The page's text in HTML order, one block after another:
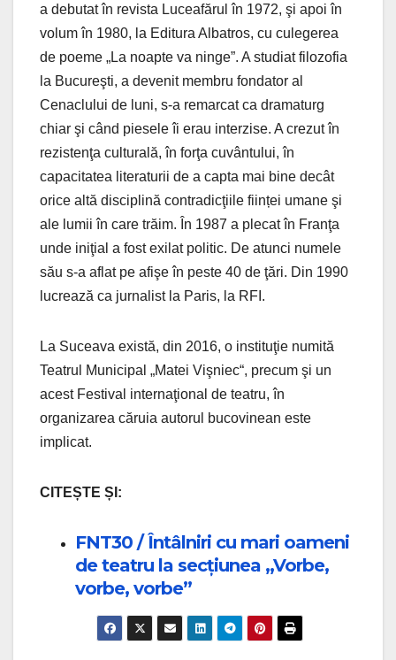
a debutat în revista Luceafărul în 1972, şi apoi în
volum în 1980, la Editura Albatros, cu culegerea
de poeme „La noapte va ninge”. A studiat filozofia
la Bucureşti, a devenit membru fondator al
Cenaclului de luni, s-a remarcat ca dramaturg
chiar şi când piesele îi erau interzise. A crezut în
rezistenţa culturală, în forţa cuvântului, în
capacitatea literaturii de a capta mai bine decât
orice altă disciplină contradicţiile ființei umane şi
ale lumii în care trăim. În 1987 a plecat în Franţa
unde iniţial a fost exilat politic. De atunci numele
său s-a aflat pe afişe în peste 40 de ţări. Din 1990
lucrează ca jurnalist la Paris, la RFI.
La Suceava există, din 2016, o instituţie numită
Teatrul Municipal „Matei Vişniec“, precum şi un
acest Festival internaţional de teatru, în
organizarea căruia autorul bucovinean este
implicat.
CITEȘTE ȘI:
FNT30 / Întâlniri cu mari oameni
de teatru la secțiunea „Vorbe,
vorbe, vorbe”